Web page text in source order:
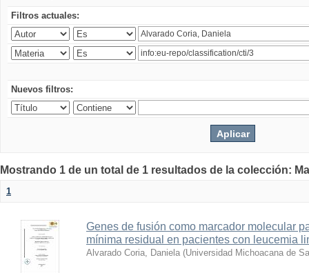
Filtros actuales:
Nuevos filtros:
Mostrando 1 de un total de 1 resultados de la colección:
1
Genes de fusión como marcador molecular
mínima residual en pacientes con leucemia
Alvarado Coria, Daniela (Universidad Michoacana de